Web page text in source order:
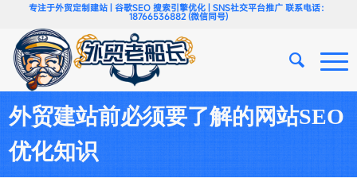
专注于外贸定制建站 | 谷歌SEO 搜索引擎优化 | SNS社交平台推广 联系电话：
18766536882 (微信同号)
外贸建站前必须要了解的网站SEO
优化知识